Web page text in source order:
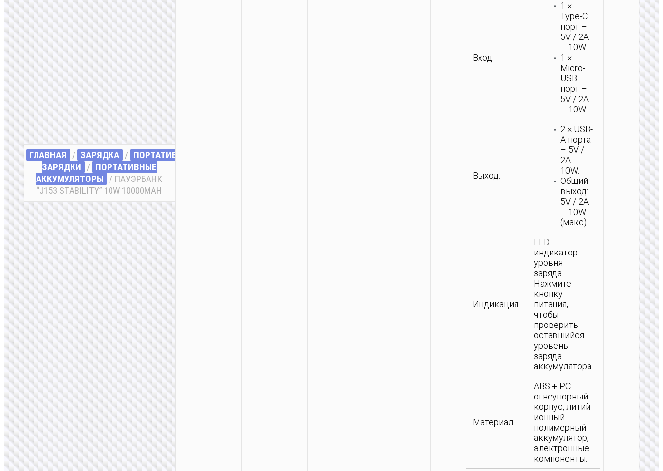
ГЛАВНАЯ / ЗАРЯДКА / ПОРТАТИВНЫЕ
ЗАРЯДКИ / ПОРТАТИВНЫЕ
АККУМУЛЯТОРЫ / ПАУЭРБАНК
“J153 STABILITY” 10W 10000MAH
Вход:
1 ×
Type-C
порт –
5V / 2A
– 10W.
1 ×
Micro-
USB
порт –
5V / 2A
– 10W.
Выход:
2 × USB-
A порта
– 5V /
2A –
10W.
Общий
выход:
5V / 2A
– 10W
(макс).
Индикация:
LED
индикатор
уровня
заряда.
Нажмите
кнопку
питания,
чтобы
проверить
оставшийся
уровень
заряда
аккумулятора.
Материал
ABS + PC
огнеупорный
корпус, литий-
ионный
полимерный
аккумулятор,
электронные
компоненты.